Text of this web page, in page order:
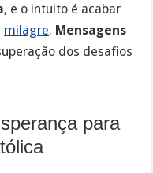
, e o intuito é acabar
milagre. Mensagens
dos desafios
para